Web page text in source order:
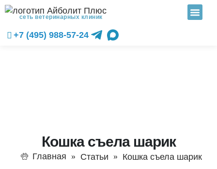
сеть ветеринарных клиник
+7 (495) 988-57-24
Кошка съела шарик
Главная Статьи Кошка съела шарик